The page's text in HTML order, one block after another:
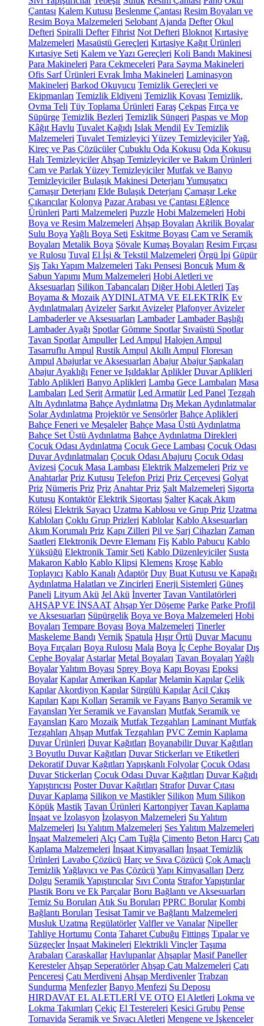
Çantası Kalem Kutusu Beslenme Çantası Resim Boyaları ve
Resim Boya Malzemeleri Selobant Ajanda Defter Okul
Defteri Spiralli Defter Fihrist Not Defteri Bloknot Kırtasiye
Malzemeleri Masaüstü Gereçleri Kırtasiye Kağıt Ürünleri
Kırtasiye Seti Kalem ve Yazı Gereçleri Koli Bandı Makinesi
Para Makineleri Para Çekmeceleri Para Sayma Makineleri
Ofis Sarf Ürünleri Evrak İmha Makineleri Laminasyon
Makineleri Barkod Okuyucu Temizlik Gereçleri ve
Ekipmanları Temizlik Eldiveni Temizlik Kovası Temizlik,
Ovma Teli Tüy Toplama Ürünleri Faraş Çekpas Fırça ve
Süpürge Temizlik Bezleri Temizlik Süngeri Paspas ve Mop
Kâğıt Havlu Tuvalet Kağıdı Islak Mendil Ev Temizlik
Malzemeleri Tuvalet Temizleyici Yüzey TemizleyicilerYağ,
Kireç ve Pas Çözücüler Çubuklu Oda Kokusu Oda Kokusu
Halı Temizleyiciler Ahşap Temizleyiciler ve Bakım Ürünleri
Cam ve Parlak Yüzey Temizleyiciler Mutfak ve Banyo
Temizleyiciler Bulaşık Makinesi Deterjanı Yumuşatıcı
Çamaşır Deterjanı Elde Bulaşık Deterjanı Çamaşır Leke
Çıkarıcılar Kolonya Pazar Arabası ve Çantası Eğlence
Ürünleri Parti Malzemeleri Puzzle Hobi Malzemeleri Hobi
Boya ve Resim Malzemeleri Ahşap Boyaları Akrilik Boyalar
Sulu Boya Yağlı Boya Seti Eskitme Boyası Cam ve Seramik
Boyaları Metalik Boya Şövale Kumaş Boyaları Resim Fırçası
ve Rulosu Tuval El İşi & Tekstil Malzemeleri Örgü İpi Güpür
Şiş Takı Yapım Malzemeleri Takı Pensesi Boncuk Mum &
Sabun Yapımı Mum Malzemeleri Hobi Aletleri ve
Aksesuarları Silikon Tabancaları Diğer Hobi Aletleri Taş
Boyama & Mozaik AYDINLATMA VE ELEKTRİK Ev
Aydınlatmaları Avizeler Sarkıt Avizeler Plafonyer Avizeler
Lambaderler ve Aksesuarları Lambader Lambader Başlığı
Lambader Ayağı Spotlar Gömme Spotlar Sıvaüstü Spotlar
Tavan Spotlar Ampuller Led Ampul Halojen Ampul
Tasarruflu Ampul Rustik Ampul Akıllı Ampul Floresan
Ampul Abajurlar ve Aksesuarları Abajur Abajur Şapkaları
Abajur Ayaklığı Fener ve Işıldaklar Aplikler Duvar Aplikleri
Tablo Aplikleri Banyo Aplikleri Lamba Gece Lambaları Masa
Lambaları Led Şerit Armatür Led Armatür Led Panel Tezgah
Altı Aydınlatma Bahçe Aydınlatma Dış Mekan Aydınlatmalar
Solar Aydınlatma Projektör ve Sensörler Bahçe Aplikleri
Bahçe Feneri ve Meşaleler Bahçe Masa Üstü Aydınlatma
Bahçe Set Üstü Aydınlatma Bahçe Aydınlatma Direkleri
Çocuk Odası Aydınlatma Çocuk Gece Lambası Çocuk Odası
Duvar Aydınlatmaları Çocuk Odası Abajuru Çocuk Odası
Avizesi Çocuk Masa Lambası Elektrik Malzemeleri Priz ve
Anahtarlar Priz Kutusu Telefon Prizi Priz Çerçevesi Golyat
Priz Nümeris Priz Priz Anahtar Priz Şalt Malzemeleri Sigorta
Kutusu Kontaktör Elektrik Sigortası Şalter Kaçak Akım
Rölesi Elektrik Sayacı Uzatma Kablosu ve Grup Priz Uzatma
Kabloları Çoklu Grup Prizleri Kablolar Kablo Aksesuarları
Akım Korumalı Priz Kapı Zilleri Pil ve Şarj Cihazları Zaman
Saatleri Elektronik Devre Elemanı Fiş Kablo Pabucu Kablo
Yüksüğü Elektronik Tamir Seti Kablo Düzenleyiciler Susta
Makaron Kablo Kablo Klipsi Klemens Kroşe Kablo
Toplayıcı Kablo Kanalı Adaptör Duy Buat Kutusu ve Kapağı
Aydınlatma Halatları ve Zincirleri Enerji Sistemleri Güneş
Paneli Lityum Akü Jel Akü İnverter Tavan Vantilatörleri
AHŞAP VE İNŞAAT Ahşap Yer Döşeme Parke Parke Profil
ve Aksesuarları Süpürgelik Boya ve Boya Malzemeleri Hobi
Boyaları Tempare Boyası Boya Malzemeleri Tinerler
Maskeleme Bandı Vernik Spatula Hışır Örtü Duvar Macunu
Boya Fırçaları Boya Rulosu Mala Boya İç Cephe Boyalar Dış
Cephe Boyalar Astarlar Metal Boyaları Tavan Boyaları Yağlı
BoyalarYalıtım Boyası Sprey Boya Kapı Boyası Epoksi
Boyalar Kapılar Amerikan Kapılar Melamin Kapılar Çelik
Kapılar Akordiyon Kapılar Sürgülü Kapılar Acil Çıkış
Kapıları Kapı Kolları Seramik ve Fayans Banyo Seramik ve
Fayansları Yer Seramik ve Fayansları Mutfak Seramik ve
Fayansları Karo Mozaik Mutfak Tezgahları Laminant Mutfak
Tezgahları Ahşap Mutfak Tezgahları PVC Zemin Kaplama
Duvar Ürünleri Duvar Kağıtları Boyanabilir Duvar Kağıtları
3 Boyutlu Duvar Kağıtları Duvar Stickerları ve Etiketleri
Dekoratif Duvar Kağıtları Yapışkanlı Folyolar Çocuk Odası
Duvar Stickerları Çocuk Odası Duvar Kağıtları Duvar Kağıdı
Yapıştırıcısı Poster Duvar Kağıtları Strafor Duvar Çıtası
Duvar Kaplama Silikon ve Mastikler Silikon Mum Silikon
Köpük Mastik Tavan Ürünleri Kartonpiyer Tavan Kaplama
İnşaat ve İzolasyon İzolasyon Malzemeleri Su Yalıtım
Malzemeleri Isı Yalıtım Malzemeleri Ses Yalıtım Malzemeleri
İnşaat Malzemeleri Alçı Cam Tuğla Çimento Beton Harcı Çatı
Kaplama Malzemeleri İnşaat Kimyasalları İnşaat Temizlik
Ürünleri Lavabo Çözücü Harç ve Sıva Çözücü Çok Amaçlı
TemizlikYağlayıcı ve Pas Çözücü Yapı Kimyasalları Derz
Dolgu Seramik Yapıştırıcılar Sıvı Conta Strafor Yapıştırılar
Plastik Boru ve Ek Parçalar Boru Bağlantı ve Aksesuarları
Temiz Su Boruları Atık Su Boruları PPRC Borular Kombi
Bağlantı Boruları Tesisat Tamir ve Bağlantı Malzemeleri
Musluk Uzatma Regülatörler Valfler ve Vanalar Nipeller
Tahliye Hortumu Conta Taharet Çubuğu Fittings Tıpalar ve
Süzgeçler İnşaat Makineleri Elektrikli Vinçler Taşıma
Arabaları Caraskallar Havlupanlar Ahşaplar Masif Paneller
Keresteler Ahşap Seperatörler Ahşap Çatı Malzemeleri Çatı
Penceresi Çatı Merdiveni Ahşap Merdivenler Trabzan
Sundurma Menfezler Banyo Menfezi Su Deposu
HIRDAVAT EL ALETLERİ VE OTO El Aletleri Lokma ve
Lokma Takımları Çekiç El Testereleri Kesici Grubu Pense
Tornavida Seramik ve Sıvacı Aletleri Mengene ve İşkenceler